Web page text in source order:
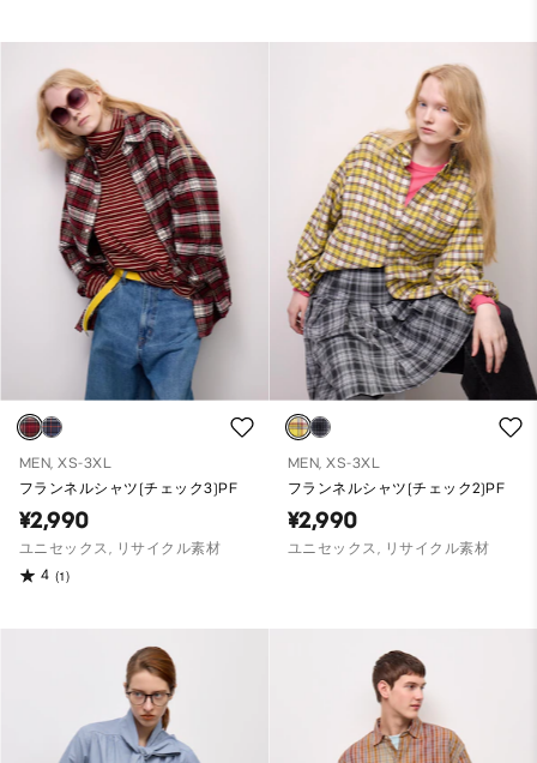
MEN, XS-3XL
フランネルシャツ(チェック3)PF
¥2,990
ユニセックス, リサイクル素材
4 (1)
MEN, XS-3XL
フランネルシャツ(チェック2)PF
¥2,990
ユニセックス, リサイクル素材